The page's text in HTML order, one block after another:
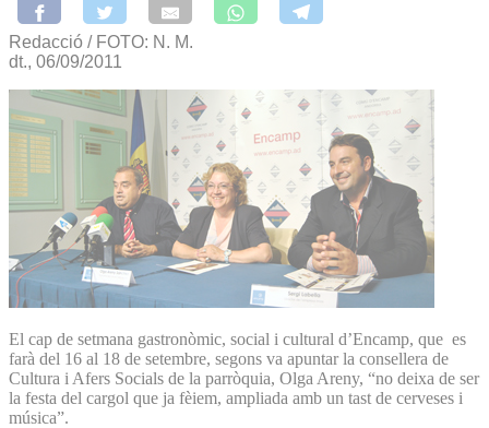
Redacció / FOTO: N. M.
dt., 06/09/2011
El cap de setmana gastronòmic, social i cultural d’Encamp, que es
farà del 16 al 18 de setembre, segons va apuntar la consellera de
Cultura i Afers Socials de la parròquia, Olga Areny, “no deixa de ser
la festa del cargol que ja fèiem, ampliada amb un tast de cerveses i
música”.